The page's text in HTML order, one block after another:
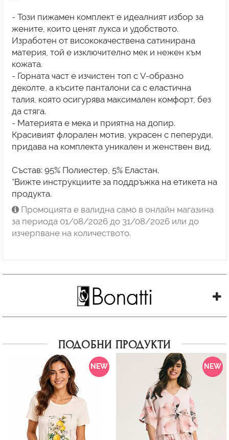
- Този пижамен комплект е идеалният избор за
жените, които ценят лукса и удобството.
Изработен от висококачествена сатинирана
материя, той е изключително мек и нежен към
кожата.
- Горната част е изчистен топ с V-образно
деколте, а късите панталони са с еластична
талия, която осигурява максимален комфорт, без
да стяга.
- Материята е мека и приятна на допир.
Красивият флорален мотив, украсен с пеперуди,
придава на комплекта уникален и женствен вид.
Състав: 95% Полиестер, 5% Еластан.
*Вижте инструкциите за поддръжка на етикета на
продукта.
Промоцията е валидна само в онлайн магазина
за периода 01/08/2026 до 31/08/2026 или до
изчерпване на количеството.
ПОДОБНИ ПРОДУКТИ
NEW NEW